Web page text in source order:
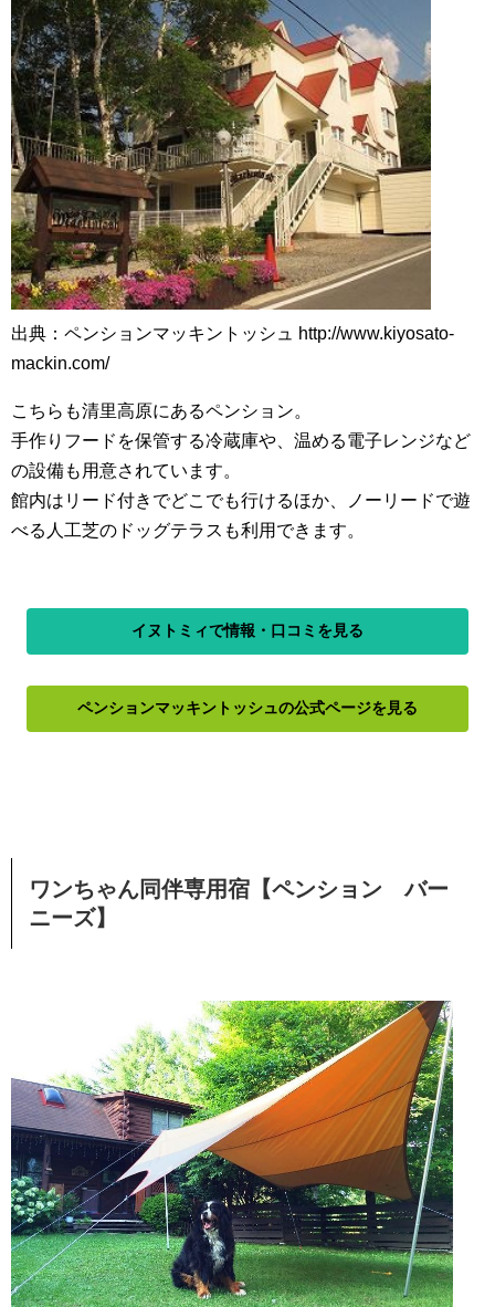
出典：ペンションマッキントッシュ http://www.kiyosato-
mackin.com/
こちらも清里高原にあるペンション。
手作りフードを保管する冷蔵庫や、温める電子レンジなど
の設備も用意されています。
館内はリード付きでどこでも行けるほか、ノーリードで遊
べる人工芝のドッグテラスも利用できます。
イヌトミィで情報・口コミを見る
ペンションマッキントッシュの公式ページを見る
ワンちゃん同伴専用宿【ペンション バー
ニーズ】